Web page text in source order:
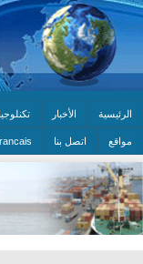
الرئيسية الأخبار تكنلوجيا
مواقع اتصل بنا